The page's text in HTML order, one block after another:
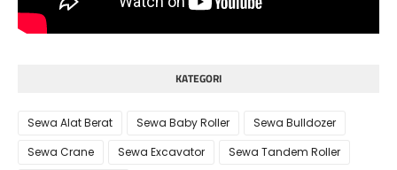
KATEGORI
Sewa Alat Berat Sewa Baby Roller
Sewa Bulldozer
Sewa Crane
Sewa Excavator
Sewa Tandem Roller